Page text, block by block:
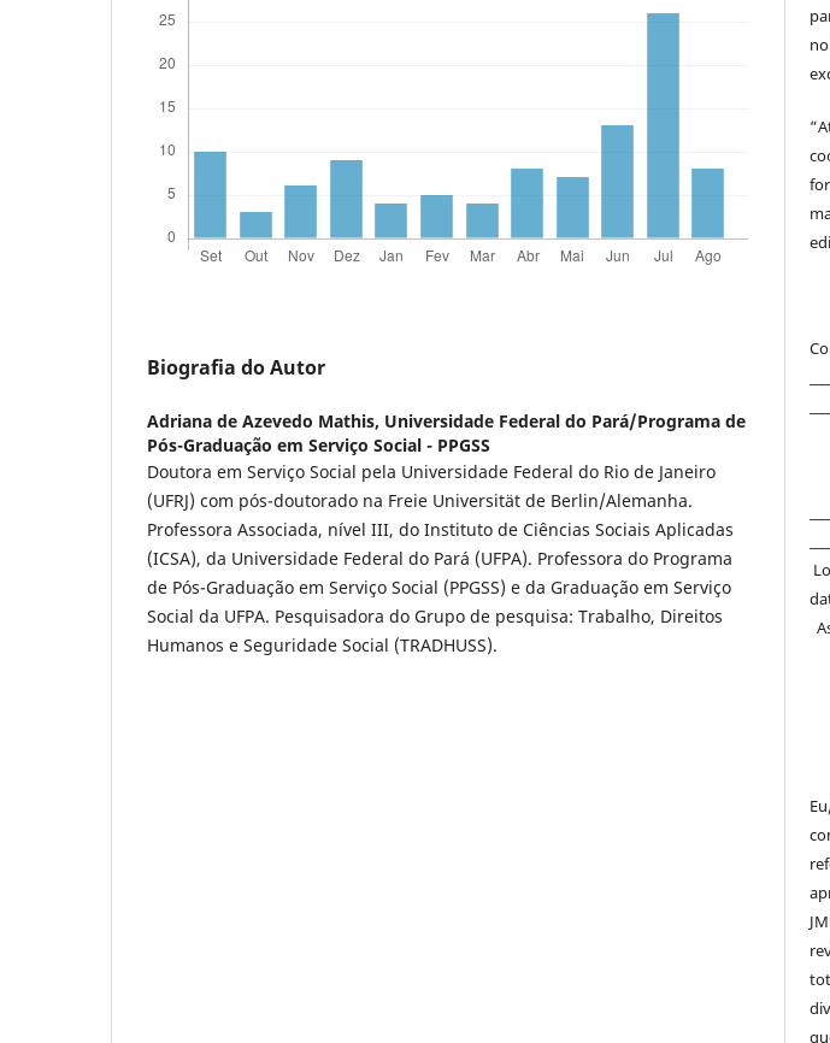
Biografia do Autor
Adriana de Azevedo Mathis, Universidade Federal do Pará/Programa de
Pós-Graduação em Serviço Social - PPGSS
Doutora em Serviço Social pela Universidade Federal do Rio de Janeiro
(UFRJ) com pós-doutorado na Freie Universität de Berlin/Alemanha.
Professora Associada, nível III, do Instituto de Ciências Sociais Aplicadas
(ICSA), da Universidade Federal do Pará (UFPA). Professora do Programa
de Pós-Graduação em Serviço Social (PPGSS) e da Graduação em Serviço
Social da UFPA. Pesquisadora do Grupo de pesquisa: Trabalho, Direitos
Humanos e Seguridade Social (TRADHUSS).